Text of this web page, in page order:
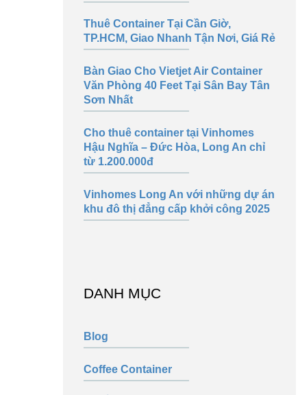
Thuê Container Tại Cần Giờ,
TP.HCM, Giao Nhanh Tận Nơi, Giá Rẻ
Bàn Giao Cho Vietjet Air Container
Văn Phòng 40 Feet Tại Sân Bay Tân
Sơn Nhất
Cho thuê container tại Vinhomes
Hậu Nghĩa – Đức Hòa, Long An chỉ
từ 1.200.000đ
Vinhomes Long An với những dự án
khu đô thị đẳng cấp khởi công 2025
DANH MỤC
Blog
Coffee Container